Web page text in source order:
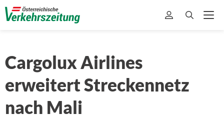
Cargolux Airlines
erweitert Streckennetz
nach Mali